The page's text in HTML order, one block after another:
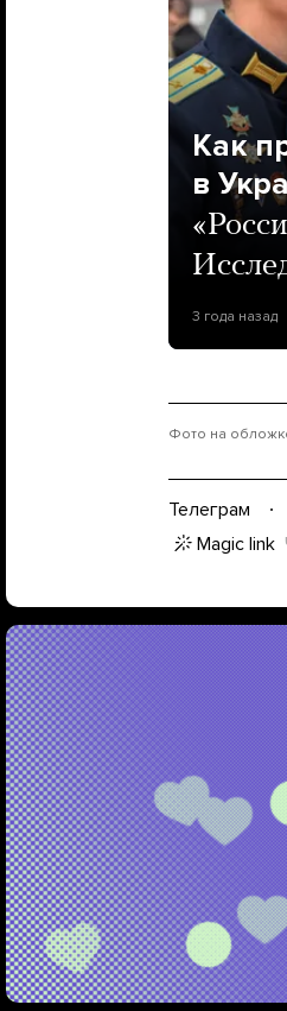
Как
в
3 года назад
Фото на
Телеграм
Magic link